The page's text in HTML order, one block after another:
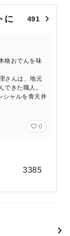
に 491
格おでんを味
さんは、地元
きた職人。
シャルを青天井
0
3385